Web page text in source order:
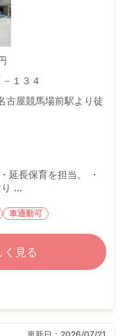
１３４
古屋競馬場前駅より徒
延長保育を担当。 ・
...
車通勤可
く見る